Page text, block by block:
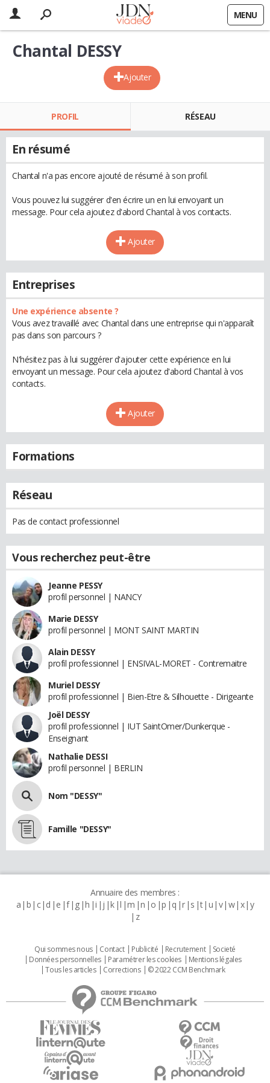
MENU
Ajouter
Chantal DESSY
PROFIL RÉSEAU
En résumé
Chantal n'a pas encore ajouté de résumé à son profil.
Vous pouvez lui suggérer d'en écrire un en lui envoyant un
message. Pour cela ajoutez d'abord Chantal à vos contacts.
Ajouter
Entreprises
Une expérience absente ?
Vous avez travaillé avec Chantal dans une entreprise qui n'apparaît
pas dans son parcours ?
N'hésitez pas à lui suggérer d'ajouter cette expérience en lui
envoyant un message. Pour cela ajoutez d'abord Chantal à vos
contacts.
Ajouter
Formations
Réseau
Pas de contact professionnel
Vous recherchez peut-être
Jeanne PESSY
profil personnel | NANCY
Marie DESSY
profil personnel | MONT SAINT MARTIN
Alain DESSY
profil professionnel | ENSIVAL-MORET - Contremaitre
Muriel DESSY
profil professionnel | Bien-Etre & Silhouette - Dirigeante
Joël DESSY
profil professionnel | IUT SaintOmer/Dunkerque -
Enseignant
Nathalie DESSI
profil personnel | BERLIN
Nom "DESSY"
Famille "DESSY"
Annuaire des membres :
a b c d e f g h i j k l m n o p q r s t u v w x y
z
Qui sommes nous Contact Publicité Recrutement
Societé
Données personnelles
Paramétrer les cookies
Mentions légales
Tous les articles
Corrections © 2022 CCM Benchmark